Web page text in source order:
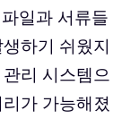
일과 서류들
하기 쉬웠지
리 시스템으
가 가능해졌